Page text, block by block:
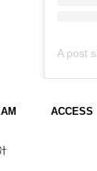
ACCESS